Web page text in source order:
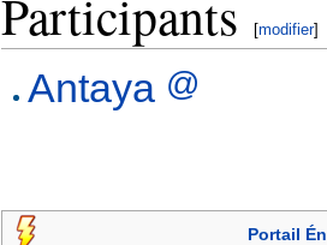
Participants [modifier]
Antaya @
Portail